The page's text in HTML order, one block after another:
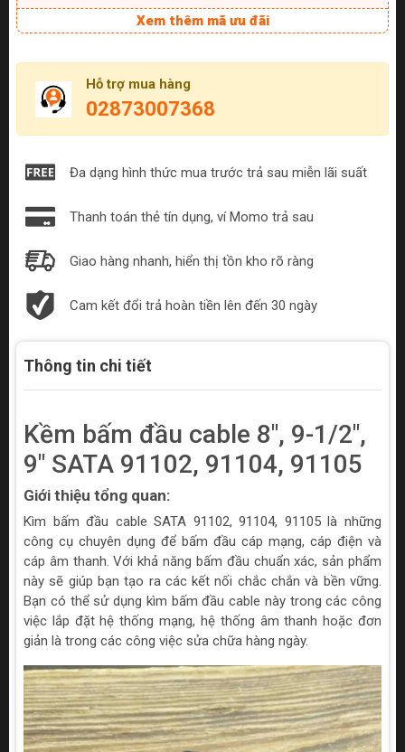
Xem thêm mã ưu đãi
Hỗ trợ mua hàng
02873007368
Đa dạng hình thức mua trước trả sau miễn lãi suất
Thanh toán thẻ tín dụng, ví Momo trả sau
Giao hàng nhanh, hiển thị tồn kho rõ ràng
Cam kết đổi trả hoàn tiền lên đến 30 ngày
Thông tin chi tiết
Kềm bấm đầu cable 8", 9-1/2",
9" SATA 91102, 91104, 91105
Giới thiệu tổng quan:
Kìm bấm đầu cable SATA 91102, 91104, 91105 là những
công cụ chuyên dụng để bấm đầu cáp mạng, cáp điện và
cáp âm thanh. Với khả năng bấm đầu chuẩn xác, sản phẩm
này sẽ giúp bạn tạo ra các kết nối chắc chắn và bền vững.
Bạn có thể sử dụng kìm bấm đầu cable này trong các công
việc lắp đặt hệ thống mạng, hệ thống âm thanh hoặc đơn
giản là trong các công việc sửa chữa hàng ngày.